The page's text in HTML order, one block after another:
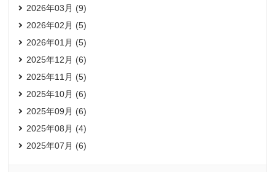
2026年03月 (9)
2026年02月 (5)
2026年01月 (5)
2025年12月 (6)
2025年11月 (5)
2025年10月 (6)
2025年09月 (6)
2025年08月 (4)
2025年07月 (6)